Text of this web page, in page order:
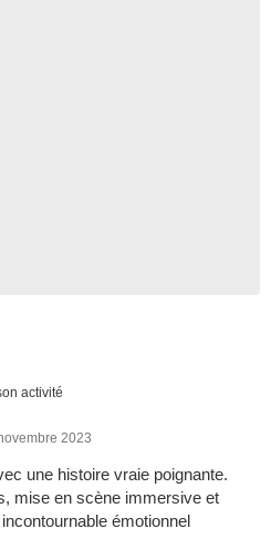
activité
2023
une histoire vraie poignante.
mise en scène immersive et
émotionnel